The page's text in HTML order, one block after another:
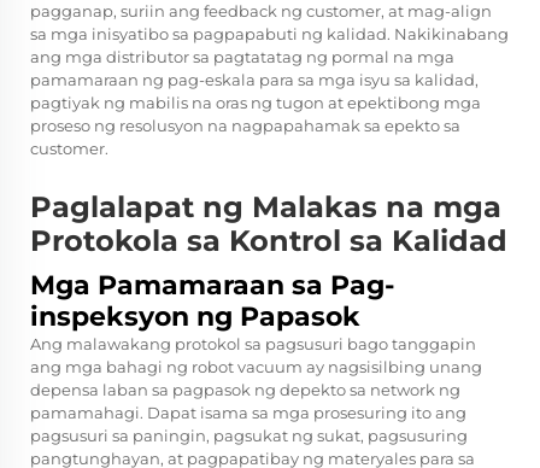
pagganap, suriin ang feedback ng customer, at mag-align
sa mga inisyatibo sa pagpapabuti ng kalidad. Nakikinabang
ang mga distributor sa pagtatatag ng pormal na mga
pamamaraan ng pag-eskala para sa mga isyu sa kalidad,
pagtiyak ng mabilis na oras ng tugon at epektibong mga
proseso ng resolusyon na nagpapahamak sa epekto sa
customer.
Paglalapat ng Malakas na mga
Protokola sa Kontrol sa Kalidad
Mga Pamamaraan sa Pag-
inspeksyon ng Papasok
Ang malawakang protokol sa pagsusuri bago tanggapin
ang mga bahagi ng robot vacuum ay nagsisilbing unang
depensa laban sa pagpasok ng depekto sa network ng
pamamahagi. Dapat isama sa mga prosesuring ito ang
pagsusuri sa paningin, pagsukat ng sukat, pagsusuring
pangtunghayan, at pagpapatibay ng materyales para sa